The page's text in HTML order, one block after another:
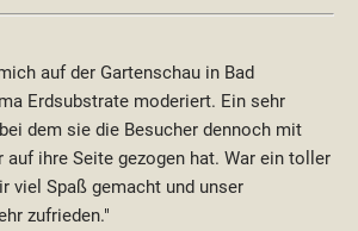
auf der Gartenschau in Bad
Erdsubstrate moderiert. Ein sehr
dem sie die Besucher dennoch mit
auf ihre Seite gezogen hat. War ein toller
viel Spaß gemacht und unser
zufrieden."